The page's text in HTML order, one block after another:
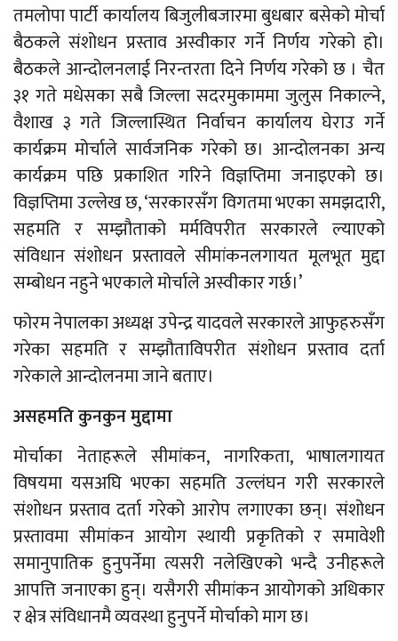
तमलोपा पार्टी कार्यालय बिजुलीबजारमा बुधबार बसेको मोर्चा
बैठकले संशोधन प्रस्ताव अस्वीकार गर्ने निर्णय गरेको हो।
बैठकले आन्दोलनलाई निरन्तरता दिने निर्णय गरेको छ । चैत
३१ गते मधेसका सबै जिल्ला सदरमुकाममा जुलुस निकाल्ने,
वैशाख ३ गते जिल्लास्थित निर्वाचन कार्यालय घेराउ गर्ने
कार्यक्रम मोर्चाले सार्वजनिक गरेको छ। आन्दोलनका अन्य
कार्यक्रम पछि प्रकाशित गरिने विज्ञप्तिमा जनाइएको छ।
विज्ञप्तिमा उल्लेख छ, ‘सरकारसँग विगतमा भएका समझदारी,
सहमति र सम्झौताको मर्मविपरीत सरकारले ल्याएको
संविधान संशोधन प्रस्तावले सीमांकनलगायत मूलभूत मुद्दा
सम्बोधन नहुने भएकाले मोर्चाले अस्वीकार गर्छ।’
फोरम नेपालका अध्यक्ष उपेन्द्र यादवले सरकारले आफुहरुसँग
गरेका सहमति र सम्झौताविपरीत संशोधन प्रस्ताव दर्ता
गरेकाले आन्दोलनमा जाने बताए।
असहमति कुनकुन मुद्दामा
मोर्चाका नेताहरूले सीमांकन, नागरिकता, भाषालगायत
विषयमा यसअघि भएका सहमति उल्लंघन गरी सरकारले
संशोधन प्रस्ताव दर्ता गरेको आरोप लगाएका छन्। संशोधन
प्रस्तावमा सीमांकन आयोग स्थायी प्रकृतिको र समावेशी
समानुपातिक हुनुपर्नेमा त्यसरी नलेखिएको भन्दै उनीहरूले
आपत्ति जनाएका हुन्। यसैगरी सीमांकन आयोगको अधिकार
र क्षेत्र संविधानमै व्यवस्था हुनुपर्ने मोर्चाको माग छ।